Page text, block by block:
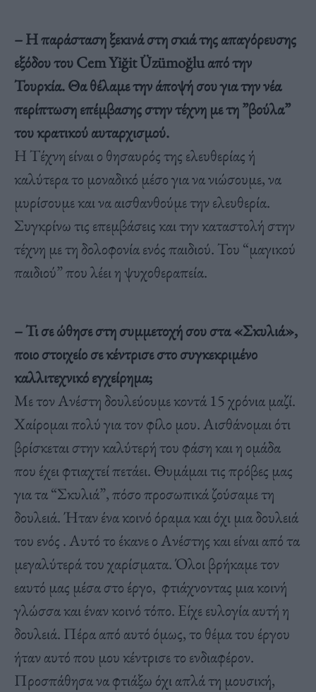
– Η παράσταση ξεκινά στη σκιά της απαγόρευσης
εξόδου του Cem Yiğit Üzümoğlu από την
Τουρκία. Θα θέλαμε την άποψή σου για την νέα
περίπτωση επέμβασης στην τέχνη με τη ”βούλα”
του κρατικού αυταρχισμού.
Η Τέχνη είναι ο θησαυρός της ελευθερίας ή
καλύτερα το μοναδικό μέσο για να νιώσουμε, να
μυρίσουμε και να αισθανθούμε την ελευθερία.
Συγκρίνω τις επεμβάσεις και την καταστολή στην
τέχνη με τη δολοφονία ενός παιδιού. Του “μαγικού
παιδιού” που λέει η ψυχοθεραπεία.
– Τι σε ώθησε στη συμμετοχή σου στα «Σκυλιά»,
ποιο στοιχείο σε κέντρισε στο συγκεκριμένο
καλλιτεχνικό εγχείρημα;
Με τον Ανέστη δουλεύουμε κοντά 15 χρόνια μαζί.
Χαίρομαι πολύ για τον φίλο μου. Αισθάνομαι ότι
βρίσκεται στην καλύτερή του φάση και η ομάδα
που έχει φτιαχτεί πετάει. Θυμάμαι τις πρόβες μας
για τα “Σκυλιά”, πόσο προσωπικά ζούσαμε τη
δουλειά. Ήταν ένα κοινό όραμα και όχι μια δουλειά
του ενός . Αυτό το έκανε ο Ανέστης και είναι από τα
μεγαλύτερά του χαρίσματα. Όλοι βρήκαμε τον
εαυτό μας μέσα στο έργο, φτιάχνοντας μια κοινή
γλώσσα και έναν κοινό τόπο. Είχε ευλογία αυτή η
δουλειά. Πέρα από αυτό όμως, το θέμα του έργου
ήταν αυτό που μου κέντρισε το ενδιαφέρον.
Προσπάθησα να φτιάξω όχι απλά τη μουσική,